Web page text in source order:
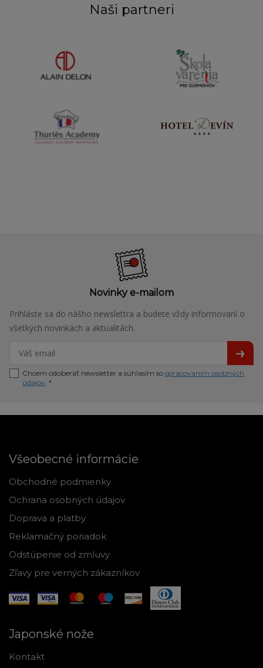
Naši partneri
Novinky e-mailom
Prihláste sa do nášho newslettra a budete vždy informovaní o
všetkých novinkách a aktualitách.
Chcem odoberať newsletter a súhlasím so spracovaním osobných
údajov. *
Všeobecné informácie
Obchodné podmienky
Ochrana osobných údajov
Doprava a platby
Reklamačný poriadok
Odstúpenie od zmluvy
Zľavy pre verných zákazníkov
Japonské nože
Kontakt